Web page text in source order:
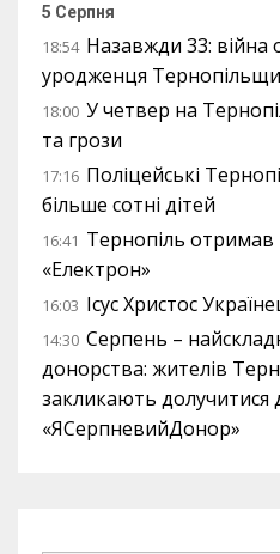
5 Серпня
18:54 Назавжди 33: війна
уродженця
18:00 У четвер на
та грози
17:16 Поліцейські
більше сотні дітей
16:41 Тернопіль отримав
«Електрон»
16:03 Ісус Христос
14:30 Серпень –
донорства: жителів
закликають долучитися
«ЯСерпневийДонор»